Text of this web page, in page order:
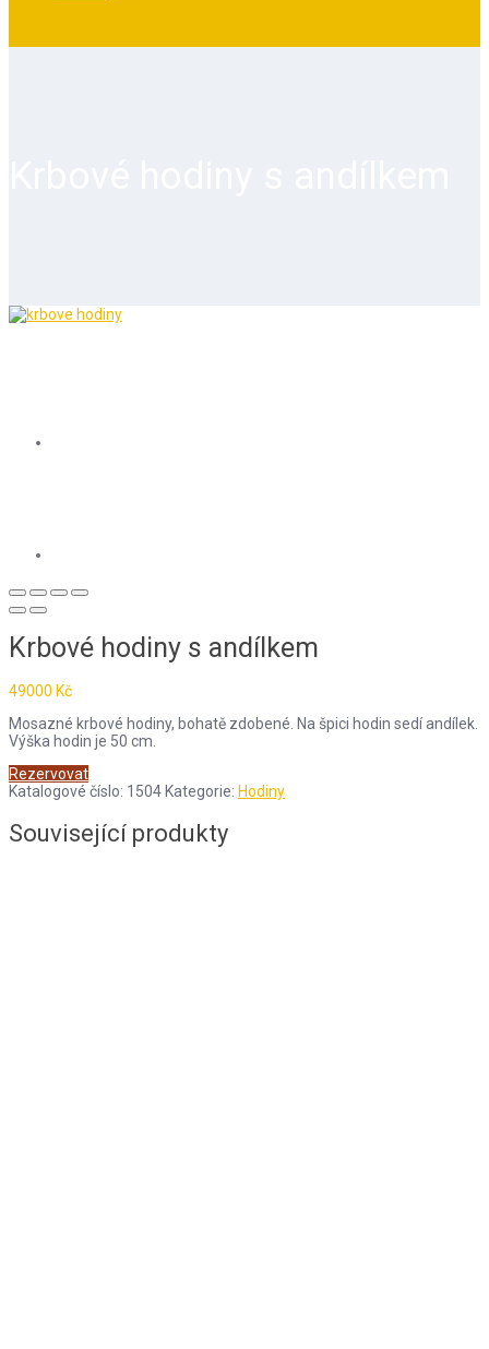
Krbové hodiny s andílkem
49000 Kč
Mosazné krbové hodiny, bohatě zdobené. Na špici hodin sedí andílek.
Výška hodin je 50 cm.
Rezervovat
Katalogové číslo: 1504 Kategorie: Hodiny
Související produkty